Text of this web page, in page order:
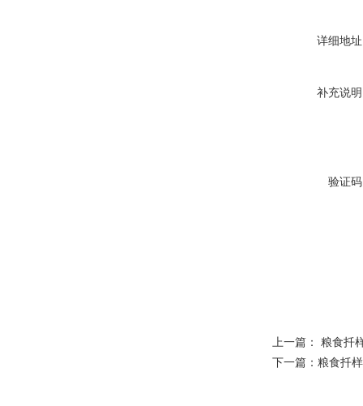
详细地
补充说
验证
上一篇： 粮食扦
下一篇： 粮食扦